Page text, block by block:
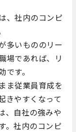
、社内のコンピ
多いもののリー
場であれば、リ
す。
ま従業員育成を
きやすくなって
、自社の強みや
。社内のコンピ